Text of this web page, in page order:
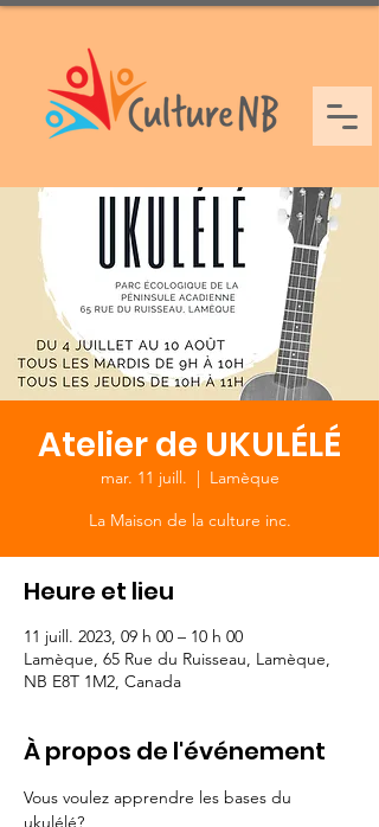
Atelier de UKULÉLÉ
mar. 11 juill.
  |
Lamèque
La Maison de la culture inc.
Heure et lieu
11 juill. 2023, 09 h 00 – 10 h 00
Lamèque, 65 Rue du Ruisseau, Lamèque,
NB E8T 1M2, Canada
À propos de l'événement
Vous voulez apprendre les bases du
ukulélé?